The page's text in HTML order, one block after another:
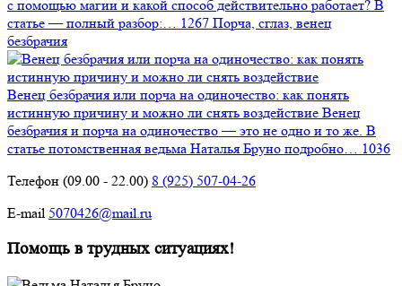
с помощью магии и какой способ действительно работает? В
статье — полный разбор:… 1267 Порча, сглаз, венец
безбрачия
Венец безбрачия или порча на одиночество: как понять
истинную причину и можно ли снять воздействие Венец
безбрачия и порча на одиночество — это не одно и то же. В
статье потомственная ведьма Наталья Бруно подробно… 1036
Телефон (09.00 - 22.00) 8 (925) 507-04-26
E-mail 5070426@mail.ru
Помощь в трудных ситуациях!